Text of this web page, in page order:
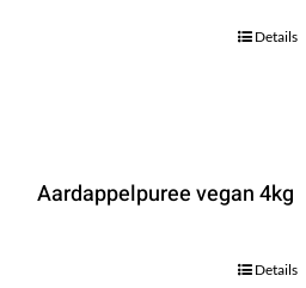
Details
Aardappelpuree vegan 4kg
Details